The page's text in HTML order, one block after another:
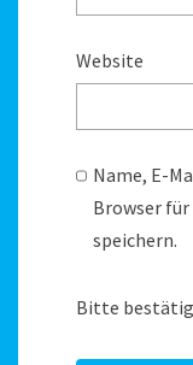
Website
Name, E-
Browser
speichern.
Bitte